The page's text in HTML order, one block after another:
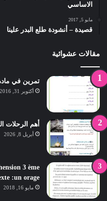
الاساسي
مايو 5, 2017
قصيدة – أنشودة طلع البدر علينا
مقالات عشوائية
تمرين في
أكتوبر 31, 2016
أهم الرحلات
أبريل 8, 2026
3 ème
:un orage
مايو 16, 2018